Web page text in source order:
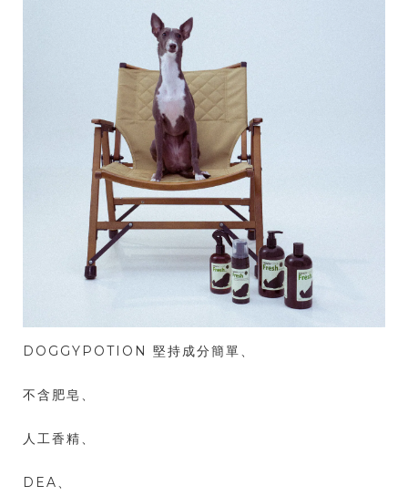
DOGGYPOTION 堅持成分簡單、
不含肥皂、
人工香精、
DEA、